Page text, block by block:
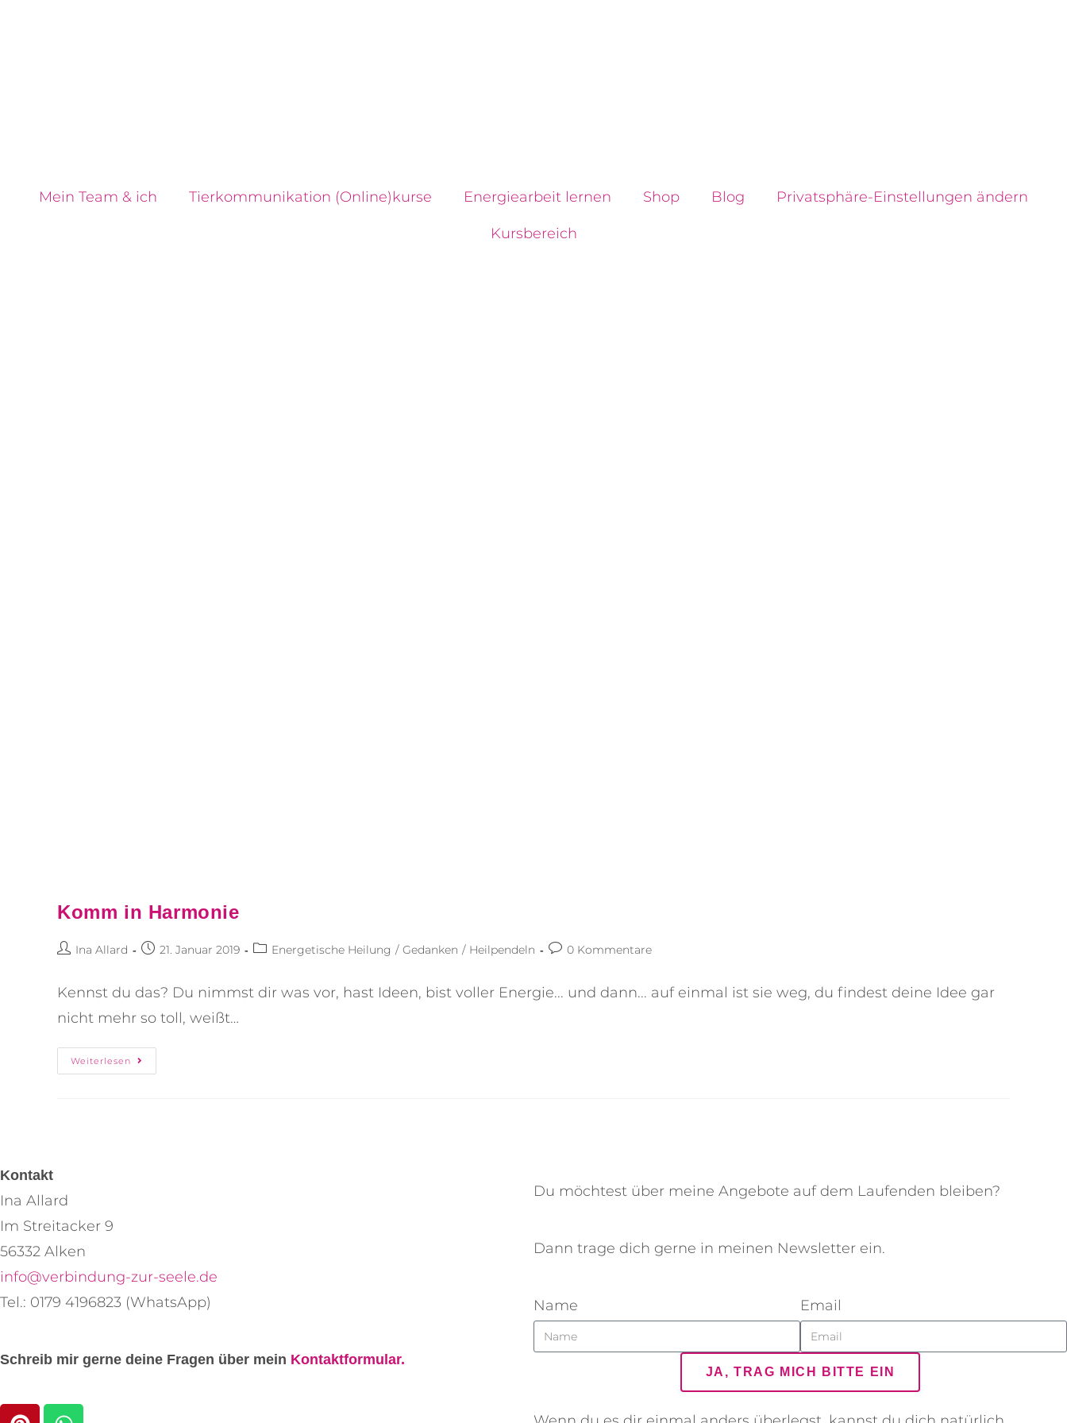
Mein Team & ich Tierkommunikation (Online)kurse Energiearbeit lernen Shop Blog Privatsphäre-Einstellungen ändern
Kursbereich
Komm in Harmonie
Ina Allard 21. Januar 2019 Energetische Heilung / Gedanken / Heilpendeln 0 Kommentare
Kennst du das? Du nimmst dir was vor, hast Ideen, bist voller Energie... und dann... auf einmal ist sie weg, du findest deine Idee gar
nicht mehr so toll, weißt…
Weiterlesen
Kontakt
Ina Allard
Im Streitacker 9
56332 Alken
info@verbindung-zur-seele.de
Tel.: 0179 4196823 (WhatsApp)
Schreib mir gerne deine Fragen über mein Kontaktformular.
Du möchtest über meine Angebote auf dem Laufenden bleiben?
Dann trage dich gerne in meinen Newsletter ein.
Name Email
JA, TRAG MICH BITTE EIN